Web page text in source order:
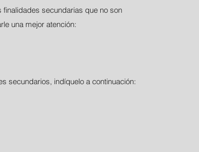
secundarias que no son
una mejor atención:
secundarios, indíquelo a continuación: